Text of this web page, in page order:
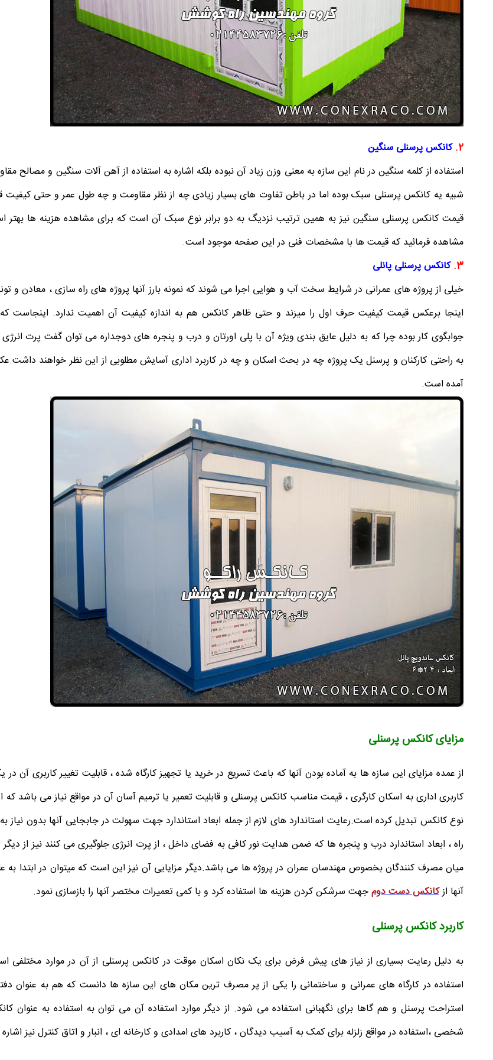
2. کانکس پرسنلی سنگین
استفاده از کلمه سنگین در نام این سازه به معنی وزن زیاد آن نبوده بلکه اشاره به استفاده از آهن آلات سنگین و مصالح
شبیه یه کانکس پرسنلی سبک بوده اما در باطن تفاوت های بسیار زیادی چه از نظر مقاومت و چه طول عمر و حتی کیفیت
قیمت کانکس پرسنلی سنگین نیز به همین ترتیب نزدیگ به دو برابر نوع سبک آن است که برای مشاهده هزینه ها
مشاهده فرمائید که قیمت ها با مشخصات فنی در این صفحه موجود است.
3. کانکس پرسنلی پانلی
خیلی از پروژه های عمرانی در شرایط سخت آب و هوایی اجرا می شوند که نمونه بارز آنها پروژه های راه سازی ، معادن و
اینجا برعکس قیمت کیفیت حرف اول را میزند و حتی ظاهر کانکس هم به اندازه کیفیت آن اهمیت ندارد. اینجاست
جوابگوی کار بوده چرا که به دلیل عایق بندی ویژه آن با پلی اورتان و درب و پنجره های دوجداره می توان گفت پرت انرژی
به راحتی کارکنان و پرسنل یک پروژه چه در بحث اسکان و چه در کاربرد اداری آسایش مطلوبی از این نظر خواهند
آمده است.
مزایای کانکس پرسنلی
از عمده مزایای این سازه ها به آماده بودن آنها که باعث تسریع در خرید یا تجهیز کارگاه شده ، قابلیت تغییر کاربری آن
کاربری اداری به اسکان کارگری ، قیمت مناسب کانکس پرسنلی و قابلیت تعمیر یا ترمیم آسان آن در مواقع نیاز می باشد که
نوع کانکس تبدیل کرده است.رعایت استاندارد های لازم از جمله ابعاد استاندارد جهت سهولت در جابجایی آنها بدون نیاز
راه ، ابعاد استاندارد درب و پنجره ها که ضمن هدایت نور کافی به فضای داخل ، از پرت انرژی جلوگیری می کنند نیز از
میان مصرف کنندگان بخصوص مهندسان عمران در پروژه ها می باشد.دیگر مزایایی آن نیز این است که میتوان در ابتدا به
آنها ازکانکس دست دومجهت سرشکن کردن هزینه ها استفاده کرد و با کمی تعمیرات مختصر آنها را بازسازی نمود.
کاربرد کانکس پرسنلی
به دلیل رعایت بسیاری از نیاز های پیش فرض برای یک نکان اسکان موقت در کانکس پرسنلی از آن در موارد مختلفی
استفاده در کارگاه های عمرانی و ساختمانی را یکی از پر مصرف ترین مکان های این سازه ها دانست که هم به عنوان
استراحت پرسنل و هم گاها برای نگهبانی استفاده می شود. از دیگر موارد استفاده آن می توان به استفاده به عنوان
شخصی ،استفاده در مواقع زلزله برای کمک به آسیب دیدگان ، کاربرد های امدادی و کارخانه ای ، انبار و اتاق کنترل نیز